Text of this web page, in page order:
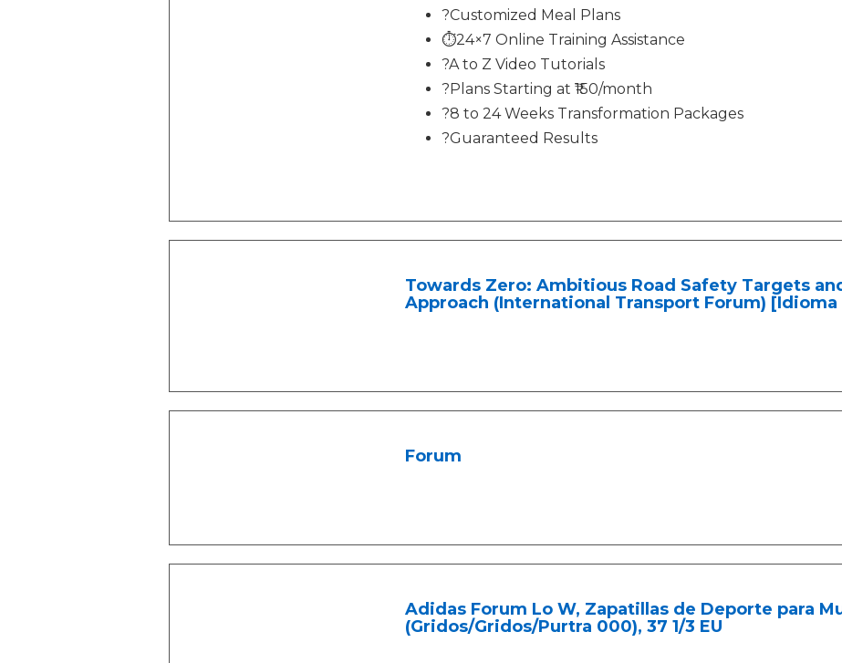
?Customized Meal Plans
⏱️24×7 Online Training Assistance
?A to Z Video Tutorials
?Plans Starting at ₹150/month
?8 to 24 Weeks Transformation Packages
?Guaranteed Results
Towards Zero: Ambitious Road Safety Targets
Approach (International Transport Forum) [Idioma
Forum
Adidas Forum Lo W, Zapatillas de Deporte para
(Gridos/Gridos/Purtra 000), 37 1/3 EU